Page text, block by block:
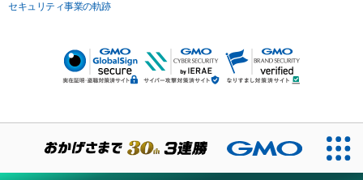
セキュリティ事業の軌跡